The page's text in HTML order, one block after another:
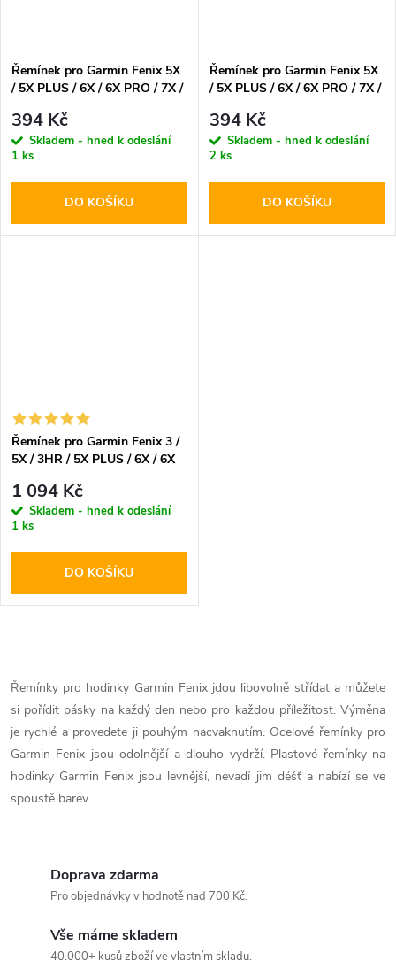
Řemínek pro Garmin Fenix 5X
/ 5X PLUS / 6X / 6X PRO / 7X /
Silicone Black
394 Kč
Skladem - hned k odeslání
1 ks
DO KOŠÍKU
Řemínek pro Garmin Fenix 5X
/ 5X PLUS / 6X / 6X PRO / 7X /
Silicone Line Red
394 Kč
Skladem - hned k odeslání
2 ks
DO KOŠÍKU
Řemínek pro Garmin Fenix 3 /
5X / 3HR / 5X PLUS / 6X / 6X
SteelBand Black
1 094 Kč
Skladem - hned k odeslání
1 ks
DO KOŠÍKU
v
l
á
d
Řemínky pro hodinky Garmin Fenix jdou libovolně střídat a můžete
si pořídit pásky na každý den nebo pro každou příležitost. Výměna
je rychlé a provedete ji pouhým nacvaknutím. Ocelové řemínky pro
Garmin Fenix jsou odolnější a dlouho vydrží. Plastové řemínky na
hodinky Garmin Fenix jsou levnější, nevadí jim déšť a nabízí se ve
spoustě barev.
Doprava zdarma
Pro objednávky v hodnotě nad 700 Kč.
Vše máme skladem
40.000+ kusů zboží ve vlastním skladu.